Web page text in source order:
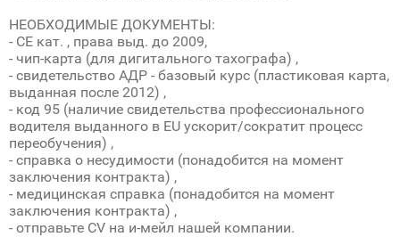
НЕОБХОДИМЫЕ ДОКУМЕНТЫ:
- СЕ кат. , права выд. до 2009,
- чип-карта (для дигитального тахографа) ,
- свидетельство АДР - базовый курс (пластиковая карта,
выданная после 2012) ,
- код 95 (наличие свидетельства профессионального
водителя выданного в EU ускорит/сократит процесс
переобучения) ,
- справка о несудимости (понадобится на момент
заключения контракта) ,
- медицинская справка (понадобится на момент
заключения контракта) ,
- отправьте CV на и-мейл нашей компании.